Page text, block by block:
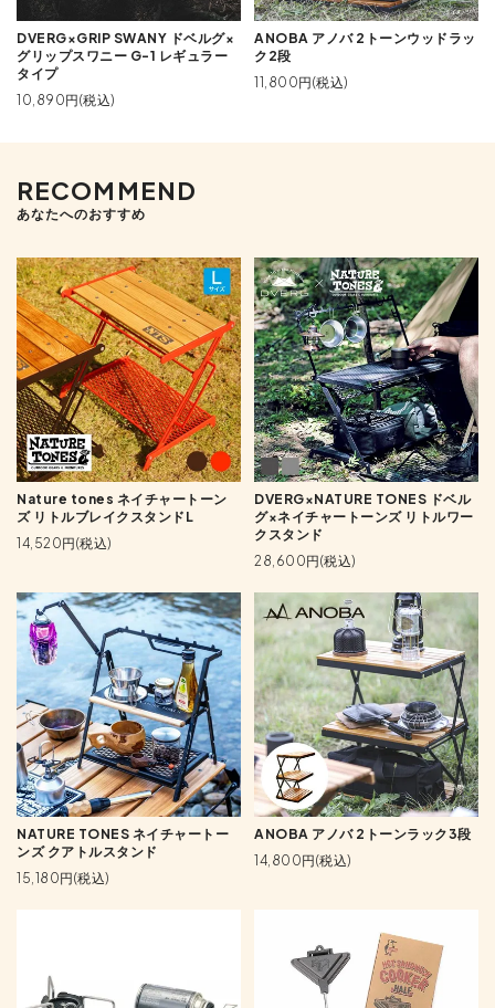
DVERG×GRIP SWANY ドベルグ×
グリップスワニー G-1 レギュラー
タイプ
10,890円(税込)
ANOBA アノバ 2トーンウッドラッ
ク2段
11,800円(税込)
RECOMMEND
あなたへのおすすめ
Nature tones ネイチャートーン
ズ リトルブレイクスタンドL
14,520円(税込)
DVERG×NATURE TONES ドベル
グ×ネイチャートーンズ リトルワー
クスタンド
28,600円(税込)
NATURE TONES ネイチャートー
ンズ クアトルスタンド
15,180円(税込)
ANOBA アノバ 2トーンラック3段
14,800円(税込)